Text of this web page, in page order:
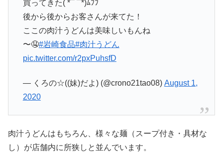
買ってきた( *¯ ¯*)ﾑﾌﾌ
後から後からお客さんが来てた！
ここの肉汁うどんは美味しいもんね
〜🤤#岩崎食品#肉汁うどん
pic.twitter.com/r2pxPuhsfD
— くろの☆((妹)だよ) (@crono21tao08) August 1,
2020
肉汁うどんはもちろん、様々な麺（スープ付き・具材な
し）が店舗内に所狭しと並んでいます。